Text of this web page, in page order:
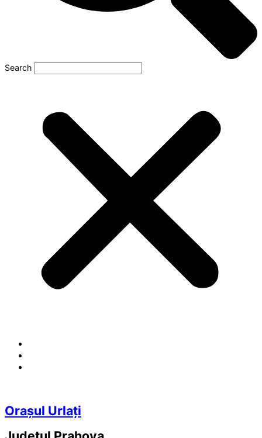
Search
Orașul Urlați